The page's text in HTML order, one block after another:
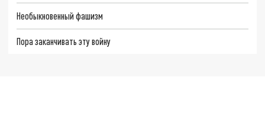
Необыкновенный фашизм
Пора заканчивать эту войну